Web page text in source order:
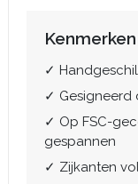
✓
✓ Gesigneerd
✓ Op FSC-
gespannen
✓ Zijkanten